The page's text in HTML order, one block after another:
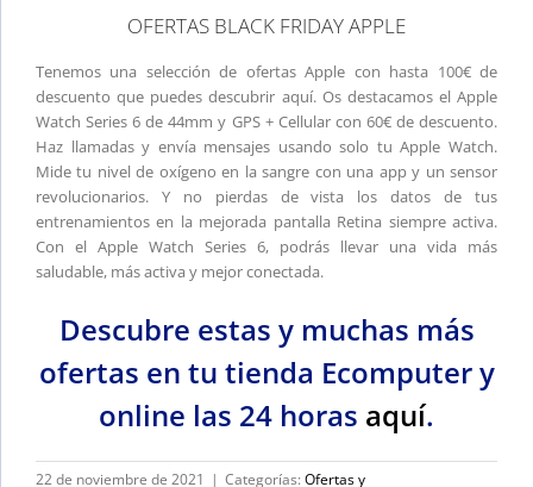
OFERTAS BLACK FRIDAY APPLE
Tenemos una selección de ofertas Apple con hasta 100€ de
descuento que puedes descubrir aquí. Os destacamos el Apple
Watch Series 6 de 44mm y GPS + Cellular con 60€ de descuento.
Haz llamadas y envía mensajes usando solo tu Apple Watch.
Mide tu nivel de oxígeno en la sangre con una app y un sensor
revolucionarios. Y no pierdas de vista los datos de tus
entrenamientos en la mejorada pantalla Retina siempre activa.
Con el Apple Watch Series 6, podrás llevar una vida más
saludable, más activa y mejor conectada.
Descubre estas y muchas más
ofertas en tu tienda Ecomputer y
online las 24 horas aquí.
22 de noviembre de 2021 | Categorías: Ofertas y